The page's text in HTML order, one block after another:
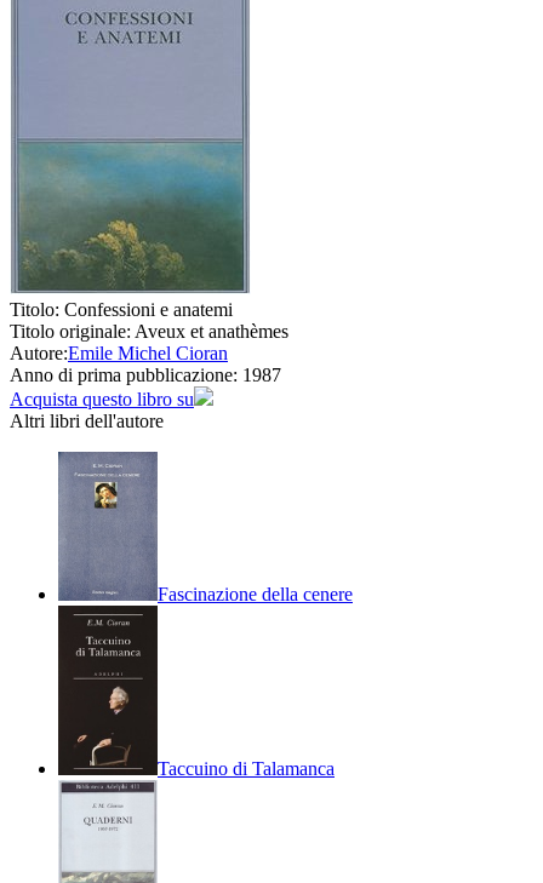
Titolo: Confessioni e anatemi
Titolo originale: Aveux et anathèmes
Autore:Emile Michel Cioran
Anno di prima pubblicazione: 1987
Acquista questo libro su
Altri libri dell'autore
Fascinazione della cenere
Taccuino di Talamanca